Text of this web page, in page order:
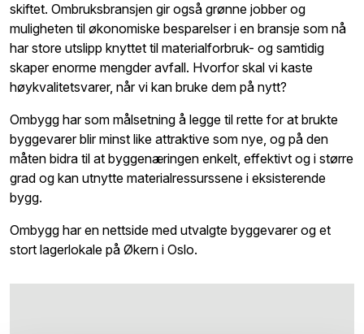
skiftet. Ombruksbransjen gir også grønne jobber og
muligheten til økonomiske besparelser i en bransje som nå
har store utslipp knyttet til materialforbruk- og samtidig
skaper enorme mengder avfall. Hvorfor skal vi kaste
høykvalitetsvarer, når vi kan bruke dem på nytt?
Ombygg har som målsetning å legge til rette for at brukte
byggevarer blir minst like attraktive som nye, og på den
måten bidra til at byggenæringen enkelt, effektivt og i større
grad og kan utnytte materialressurssene i eksisterende
bygg.
Ombygg har en nettside med utvalgte byggevarer og et
stort lagerlokale på Økern i Oslo.